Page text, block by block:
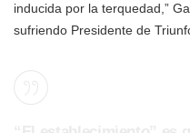
inducida por la terquedad,”
sufriendo Presidente de